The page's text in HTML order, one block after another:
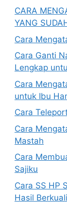
CARA
YANG
Cara
Cara Ganti
Lengkap
Cara
untuk Ibu
Cara
Cara
Mastah
Cara
Sajiku
Cara SS HP
Hasil